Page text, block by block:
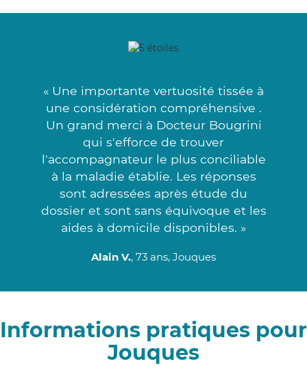
« Une importante vertuosité tissée à
une considération compréhensive .
Un grand merci à Docteur Bougrini
qui s'efforce de trouver
l'accompagnateur le plus conciliable
à la maladie établie. Les réponses
sont adressées après étude du
dossier et sont sans équivoque et les
aides à domicile disponibles. »
Alain V., 73 ans, Jouques
Informations pratiques pour
Jouques